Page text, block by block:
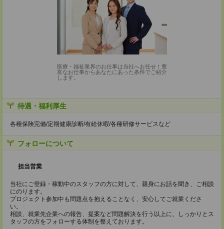
医療・福祉業界のお仕事は当社へお任せ！豊
富なお仕事からあなたにあった条件でご紹介
します。
待遇・福利厚生
各種保険完備/定期健康診断/有給休暇/各種研修サービスなど
フォローについて
担当営業
当社にご登録・稼動中のスタッフの方に対して、親身にお話を聞き、ご相談
にのります。
プロジェクト参加中も問題点を抱えることなく、安心してご就業くださ
い。
相談、就業先企業への報告、提案など問題解決を行う以上に、しっかりとス
タッフの方をフォローする体制を整えております。